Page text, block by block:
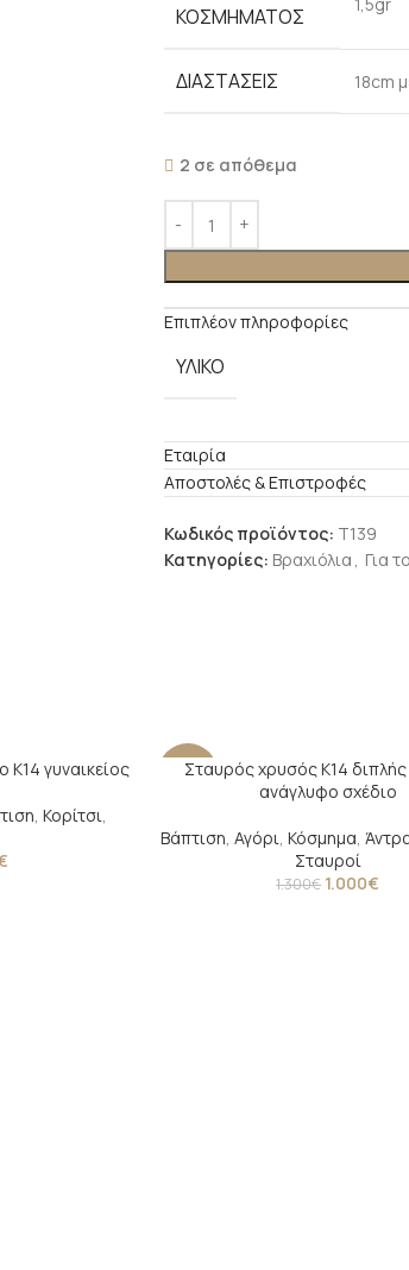
ΚΟΣΜΉΜΑΤΟΣ
ΔΙΑΣΤΆΣΕΙΣ 18cm
2 σε απόθεμα
Επιπλέον πληροφορίες
ΥΛΙΚΌ
Εταιρία
Αποστολές & Επιστροφές
Κωδικός προϊόντος: Τ139
Κατηγορίες: Βραχιόλια , Για
Κ14 γυναικείος
, Κορίτσι,
-23%
Σταυρός χρυσός Κ14
ανάγλυφο σχέδιο
Βάπτιση,Αγόρι,Κόσμημα,
Σταυροί
1.300€ 1.000€